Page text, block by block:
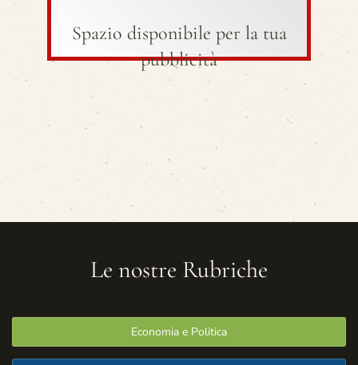
Spazio disponibile per la tua
pubblicità
Le nostre Rubriche
Economia e Politica